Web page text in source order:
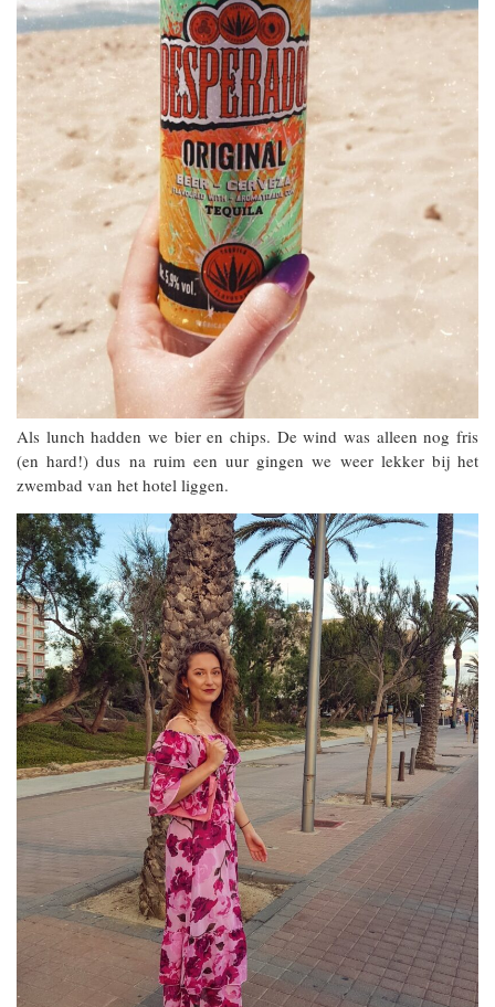
Als lunch hadden we bier en chips. De wind was alleen nog fris
(en hard!) dus na ruim een uur gingen we weer lekker bij het
zwembad van het hotel liggen.